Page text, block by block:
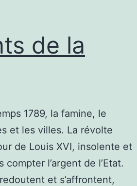
de la
1789, la famine, le
et les villes. La révolte
de Louis XVI, insolente et
l’argent de l’Etat.
et s’affrontent,